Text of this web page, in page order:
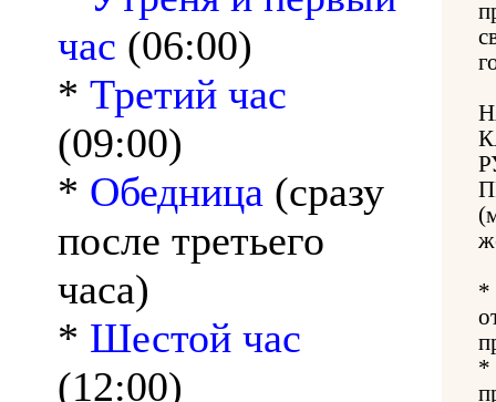
час (06:00)
* Третий час
(09:00)
* Обедница (сразу
после третьего
часа)
* Шестой час
(12:00)
*
*